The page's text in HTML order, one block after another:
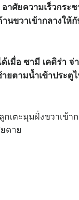
าศัยความเร็วกระ
นขวาเข้ากลางให้
เมื่อ ซามี เคดิร่า
ยตามน้ำเข้าประตู
เตะมุมฝั่งขวาเข้า
ดาย